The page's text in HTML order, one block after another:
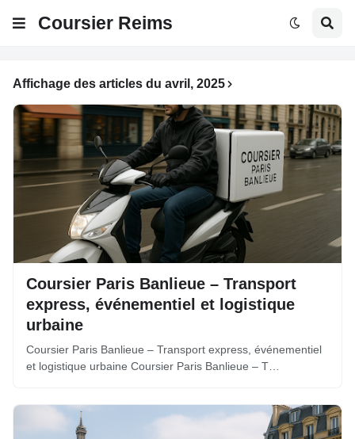
Coursier Reims
Affichage des articles du avril, 2025
Coursier Paris Banlieue – Transport
express, événementiel et logistique
urbaine
Coursier Paris Banlieue – Transport express, événementiel
et logistique urbaine Coursier Paris Banlieue – T…